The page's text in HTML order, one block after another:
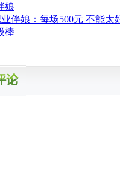
娘
伴娘：每场500元 不能太
棒